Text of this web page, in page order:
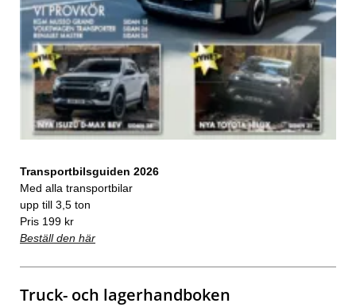
Transportbilsguiden 2026
Med alla transportbilar
upp till 3,5 ton
Pris 199 kr
Beställ den här
Truck- och lagerhandboken